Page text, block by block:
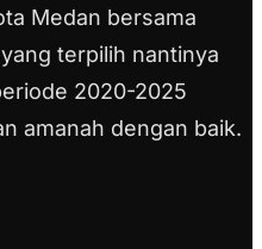
Medan bersama
terpilih nantinya
2020-2025
amanah dengan baik.